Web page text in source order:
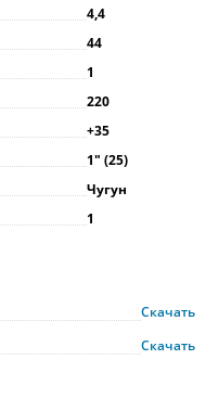
4,4
44
1
220
+35
1ʺ (25)
Чугун
1
Скачать
Скачать